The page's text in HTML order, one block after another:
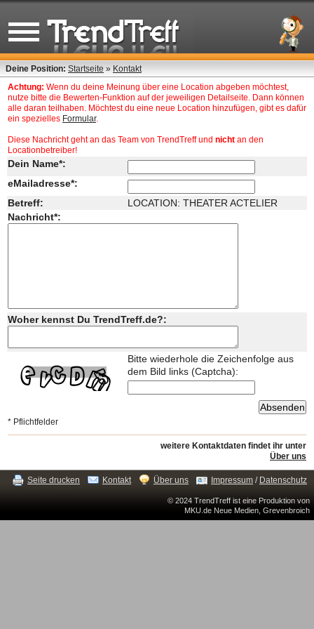
Deine Position: Startseite » Kontakt
Achtung: Wenn du deine Meinung über eine Location abgeben möchtest,
nutze bitte die Bewerten-Funktion auf der jeweiligen Detailseite. Dann können
alle daran teilhaben. Möchtest du eine neue Location hinzufügen, gibt es dafür
ein spezielles Formular.
Diese Nachricht geht an das Team von TrendTreff und nicht an den
Locationbetreiber!
Dein Name*:
eMailadresse*:
Betreff:
LOCATION: THEATER ACTELIER
Nachricht*:
Woher kennst Du TrendTreff.de?:
Bitte wiederhole die Zeichenfolge aus
dem Bild links (Captcha):
* Pflichtfelder
weitere Kontaktdaten findet ihr unter
Über uns
Seite drucken Kontakt Über uns Impressum / Datenschutz
© 2024 TrendTreff ist eine Produktion von
MKU.de Neue Medien, Grevenbroich